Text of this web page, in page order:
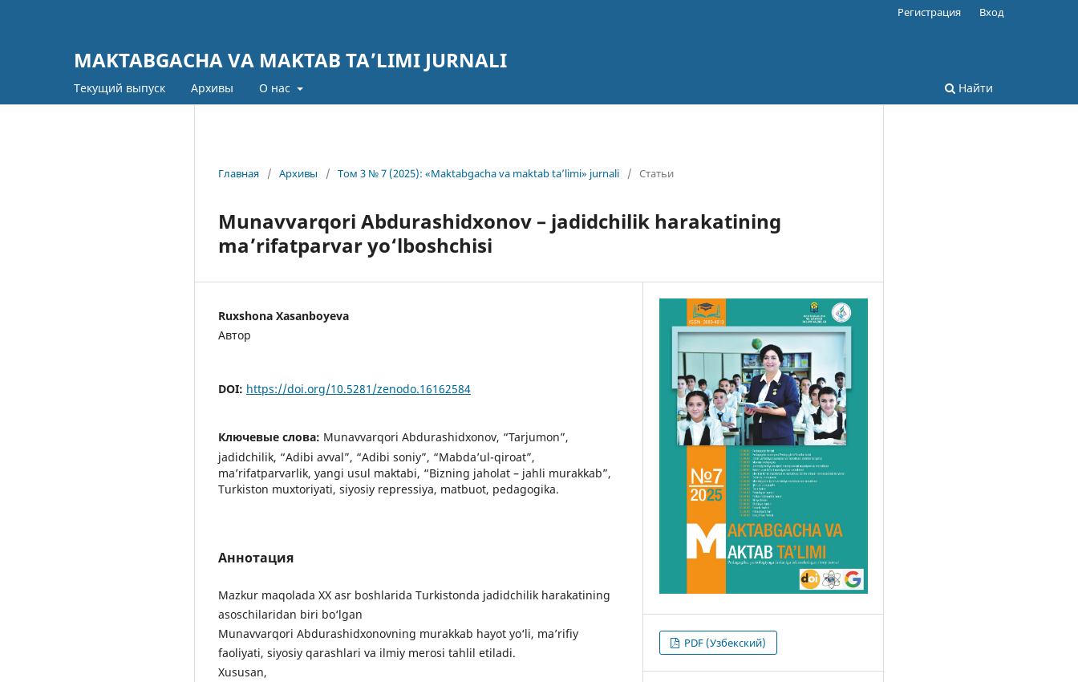
MAKTABGACHA VA MAKTAB TA’LIMI JURNALI
Текущий выпуск Архивы О нас Найти
Регистрация Вход
Главная / Архивы / Том 3 № 7 (2025): «Maktabgacha va maktab ta’limi» jurnali / Статьи
Munavvarqori Abdurashidxonov – jadidchilik harakatining
ma’rifatparvar yo‘lboshchisi
Ruxshona Xasanboyeva
Автор
DOI: https://doi.org/10.5281/zenodo.16162584
Ключевые слова: Munavvarqori Abdurashidxonov, “Tarjumon”,
jadidchilik, “Adibi avval”, “Adibi soniy”, “Mabda’ul-qiroat”,
maʼrifatparvarlik, yangi usul maktabi, “Bizning jaholat – jahli murakkab”,
Turkiston muxtoriyati, siyosiy repressiya, matbuot, pedagogika.
Аннотация
Mazkur maqolada XX asr boshlarida Turkistonda jadidchilik harakatining
asoschilaridan biri bo‘lgan
Munavvarqori Abdurashidxonovning murakkab hayot yo‘li, maʼrifiy
faoliyati, siyosiy qarashlari va ilmiy merosi tahlil etiladi.
Xususan,
PDF (Узбекский)